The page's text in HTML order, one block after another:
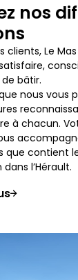
nos
clients, Le
bâtir.
nous vous
à chacun.
que contient
l’Hérault.